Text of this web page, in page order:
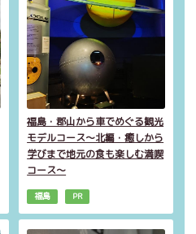
福島・郡山から車でめぐる観光
モデルコース～北編・癒しから
学びまで地元の食も楽しむ満喫
コース～
福島 PR